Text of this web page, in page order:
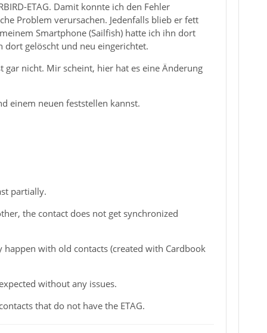
ETAG. Damit konnte ich den Fehler
Problem verursachen. Jedenfalls blieb er fett
Smartphone (Sailfish) hatte ich ihn dort
gelöscht und neu eingerichtet.
gar nicht. Mir scheint, hier hat es eine Änderung
einem neuen feststellen kannst.
partially.
the contact does not get synchronized
with old contacts (created with Cardbook
without any issues.
that do not have the ETAG.